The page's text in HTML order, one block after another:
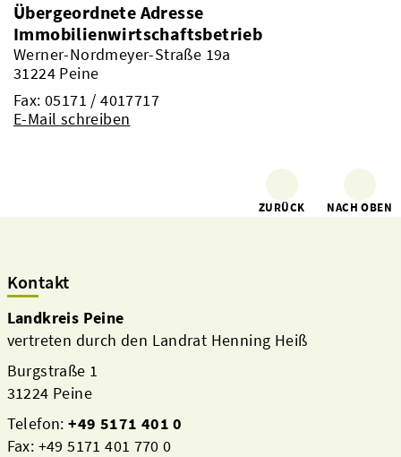
Übergeordnete Adresse
Immobilienwirtschaftsbetrieb
Werner-Nordmeyer-Straße 19a
31224 Peine
Fax: 05171 / 4017717
E-Mail schreiben
ZURÜCK NACH OBEN
Kontakt
Landkreis Peine
vertreten durch den Landrat Henning Heiß
Burgstraße 1
31224 Peine
Telefon:+49 5171 401 0
Fax: +49 5171 401 770 0